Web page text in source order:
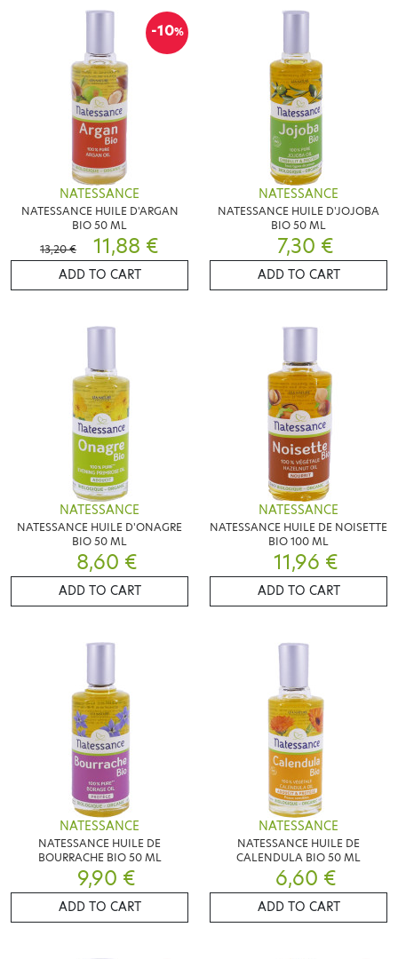
-10%
NATESSANCE
NATESSANCE HUILE D'ARGAN
BIO 50 ML
13,20 €
11,88 €
ADD TO CART
NATESSANCE
NATESSANCE HUILE D'JOJOBA
BIO 50 ML
7,30 €
ADD TO CART
NATESSANCE
NATESSANCE HUILE D'ONAGRE
BIO 50 ML
8,60 €
ADD TO CART
NATESSANCE
NATESSANCE HUILE DE NOISETTE
BIO 100 ML
11,96 €
ADD TO CART
NATESSANCE
NATESSANCE HUILE DE
BOURRACHE BIO 50 ML
9,90 €
ADD TO CART
NATESSANCE
NATESSANCE HUILE DE
CALENDULA BIO 50 ML
6,60 €
ADD TO CART